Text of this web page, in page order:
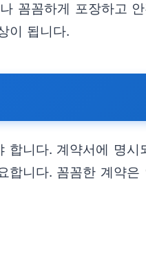
꼼꼼하게 포장하고
이 됩니다.
니다. 계약서에 명
니다. 꼼꼼한 계약은